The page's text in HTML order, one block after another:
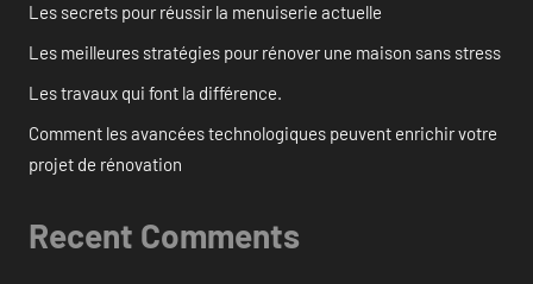
Les secrets pour réussir la menuiserie actuelle
Les meilleures stratégies pour rénover une maison sans stress
Les travaux qui font la différence.
Comment les avancées technologiques peuvent enrichir votre
projet de rénovation
Recent Comments